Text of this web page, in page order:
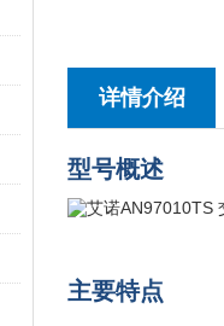
详情介绍
型号概述
主要特点